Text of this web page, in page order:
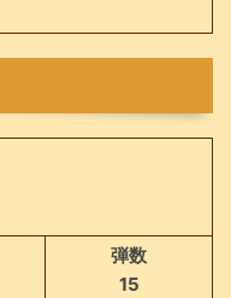
弾数
15